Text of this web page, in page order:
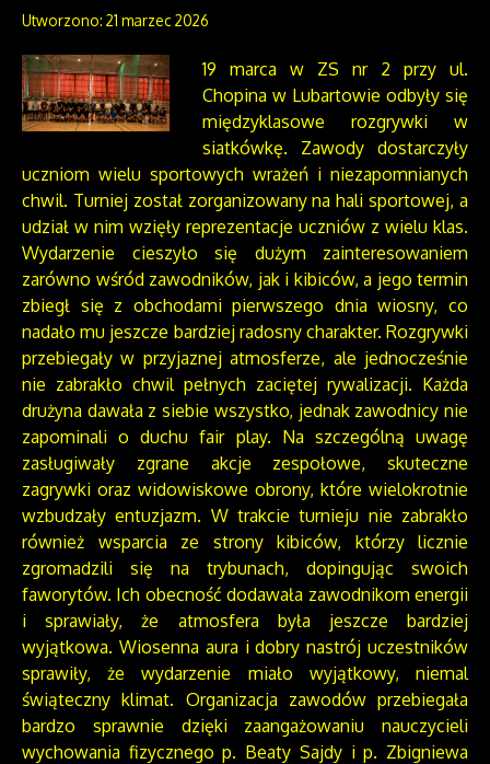
Utworzono: 21 marzec 2026
19 marca w ZS nr 2 przy ul.
Chopina w Lubartowie odbyły się
międzyklasowe rozgrywki w
siatkówkę. Zawody dostarczyły
uczniom wielu sportowych wrażeń i niezapomnianych
chwil. Turniej został zorganizowany na hali sportowej, a
udział w nim wzięły reprezentacje uczniów z wielu klas.
Wydarzenie cieszyło się dużym zainteresowaniem
zarówno wśród zawodników, jak i kibiców, a jego termin
zbiegł się z obchodami pierwszego dnia wiosny, co
nadało mu jeszcze bardziej radosny charakter. Rozgrywki
przebiegały w przyjaznej atmosferze, ale jednocześnie
nie zabrakło chwil pełnych zaciętej rywalizacji. Każda
drużyna dawała z siebie wszystko, jednak zawodnicy nie
zapominali o duchu fair play. Na szczególną uwagę
zasługiwały zgrane akcje zespołowe, skuteczne
zagrywki oraz widowiskowe obrony, które wielokrotnie
wzbudzały entuzjazm. W trakcie turnieju nie zabrakło
również wsparcia ze strony kibiców, którzy licznie
zgromadzili się na trybunach, dopingując swoich
faworytów. Ich obecność dodawała zawodnikom energii
i sprawiały, że atmosfera była jeszcze bardziej
wyjątkowa. Wiosenna aura i dobry nastrój uczestników
sprawiły, że wydarzenie miało wyjątkowy, niemal
świąteczny klimat. Organizacja zawodów przebiegała
bardzo sprawnie dzięki zaangażowaniu nauczycieli
wychowania fizycznego p. Beaty Sajdy i p. Zbigniewa